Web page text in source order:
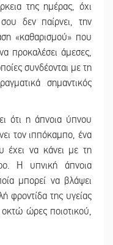
της ημέρας, όχι
δεν παίρνει, την
«καθαρισμού» που
προκαλέσει άμεσες,
συνδέονται με τη
σημαντικός
ότι η άπνοια ύπνου
τον ιππόκαμπο, ένα
έχει να κάνει με τη
Η υπνική άπνοια
μπορεί να βλάψει
φροντίδα της υγείας
ώρες ποιοτικού,